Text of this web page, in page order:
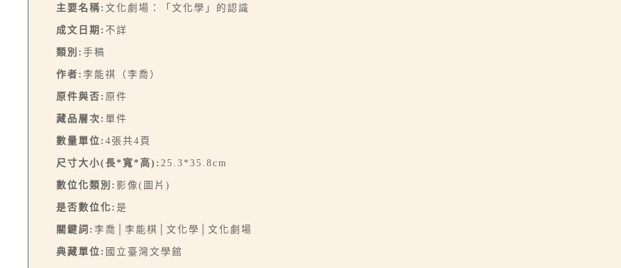
主要名稱: 文化劇場：「文化學」的認識
成文日期: 不詳
類別: 手稿
作者: 李能祺（李喬）
原件與否: 原件
藏品層次: 單件
數量單位: 4張共4頁
尺寸大小(長*寬*高): 25.3*35.8cm
數位化類別: 影像(圖片)
是否數位化: 是
關鍵詞: 李喬│李能棋│文化學│文化劇場
典藏單位: 國立臺灣文學館